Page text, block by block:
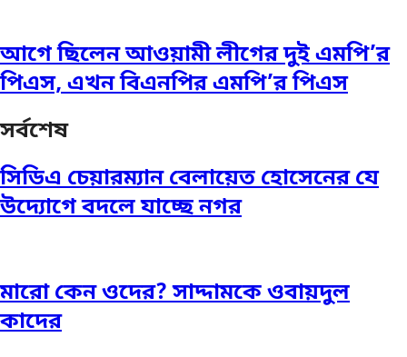
আগে ছিলেন আওয়ামী লীগের দুই এমপি’র
পিএস, এখন বিএনপির এমপি’র পিএস
সর্বশেষ
সিডিএ চেয়ারম্যান বেলায়েত হোসেনের যে
উদ্যোগে বদলে যাচ্ছে নগর
মারো কেন ওদের? সাদ্দামকে ওবায়দুল
কাদের